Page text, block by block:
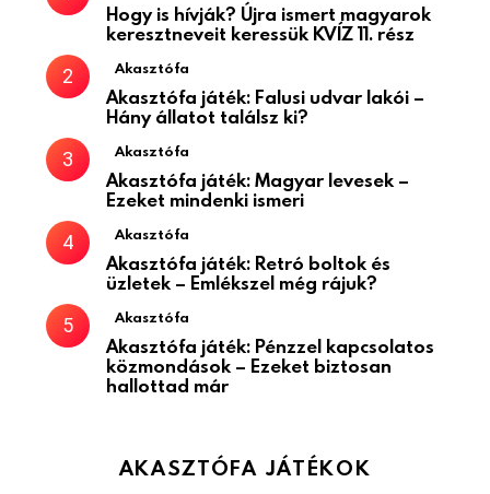
Hogy is hívják? Újra ismert magyarok
keresztneveit keressük KVÍZ 11. rész
Akasztófa
Akasztófa játék: Falusi udvar lakói –
Hány állatot találsz ki?
Akasztófa
Akasztófa játék: Magyar levesek –
Ezeket mindenki ismeri
Akasztófa
Akasztófa játék: Retró boltok és
üzletek – Emlékszel még rájuk?
Akasztófa
Akasztófa játék: Pénzzel kapcsolatos
közmondások – Ezeket biztosan
hallottad már
AKASZTÓFA JÁTÉKOK